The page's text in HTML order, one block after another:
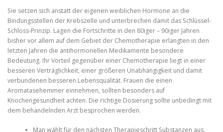
Sie setzen sich anstatt der eigenen weiblichen Hormone an die
Bindungsstellen der Krebszelle und unterbrechen damit das Schlüssel-
Schloss-Prinzip. Lagen die Fortschritte in den 80iger – 90iger Jahren
bisher vor allem auf dem Gebiet der Chemotherapie erlangten in den
letzten Jahren die antihormonellen Medikamente besondere
Bedeutung. Ihr Vorteil gegenüber einer Chemotherapie liegt in einer
besseren Verträglichkeit, einer größeren Unabhängigkeit und damit
verbundenen besseren Lebensqualität. Frauen die einen
Aromatasehemmer einnehmen, sollten besonders auf
Knochengesundheit achten. Die richtige Dosierung sollte unbedingt mit
dem behandelnden Arzt besprochen werden.
Man wählt für den nächsten Therapieschritt Substanzen aus,